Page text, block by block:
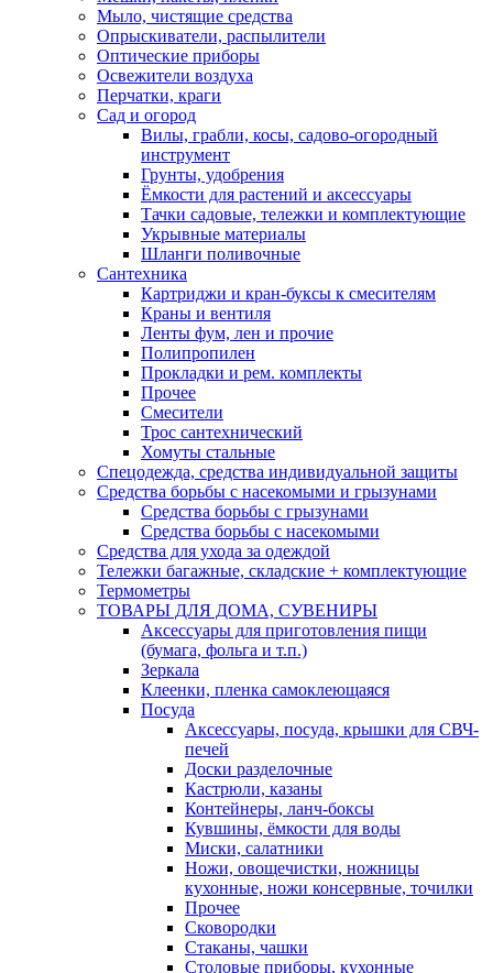
Мыло, чистящие средства
Опрыскиватели, распылители
Оптические приборы
Освежители воздуха
Перчатки, краги
Сад и огород
Вилы, грабли, косы, садово-огородный
инструмент
Грунты, удобрения
Ёмкости для растений и аксессуары
Тачки садовые, тележки и комплектующие
Укрывные материалы
Шланги поливочные
Сантехника
Картриджи и кран-буксы к смесителям
Краны и вентиля
Ленты фум, лен и прочие
Полипропилен
Прокладки и рем. комплекты
Прочее
Смесители
Трос сантехнический
Хомуты стальные
Спецодежда, средства индивидуальной защиты
Средства борьбы с насекомыми и грызунами
Средства борьбы с грызунами
Средства борьбы с насекомыми
Средства для ухода за одеждой
Тележки багажные, складские + комплектующие
Термометры
ТОВАРЫ ДЛЯ ДОМА, СУВЕНИРЫ
Аксессуары для приготовления пищи
(бумага, фольга и т.п.)
Зеркала
Клеенки, пленка самоклеющаяся
Посуда
Аксессуары, посуда, крышки для СВЧ-
печей
Доски разделочные
Кастрюли, казаны
Контейнеры, ланч-боксы
Кувшины, ёмкости для воды
Миски, салатники
Ножи, овощечистки, ножницы
кухонные, ножи консервные, точилки
Прочее
Сковородки
Стаканы, чашки
Столовые приборы, кухонные